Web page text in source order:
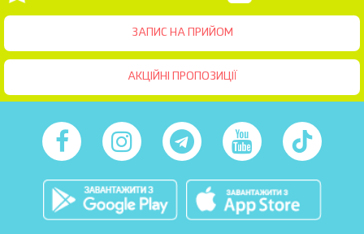
ЗАПИС НА ПРИЙОМ
АКЦІЙНІ ПРОПОЗИЦІЇ